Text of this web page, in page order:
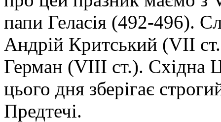
папи Геласія (492-496).
Андрій Критський (VII
Герман (VIII ст.). Східна
цього дня зберігає
Предтечі.